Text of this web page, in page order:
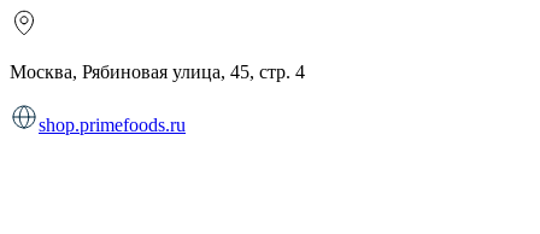
Москва, Рябиновая улица, 45, стр. 4
shop.primefoods.ru